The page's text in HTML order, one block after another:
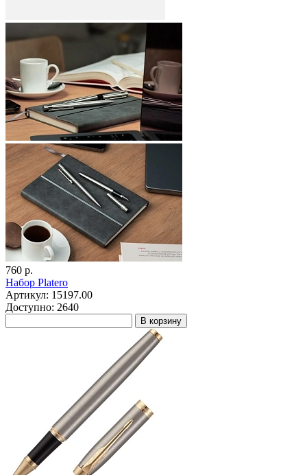
760 р.
Набор Platero
Артикул: 15197.00
Доступно: 2640
В корзину